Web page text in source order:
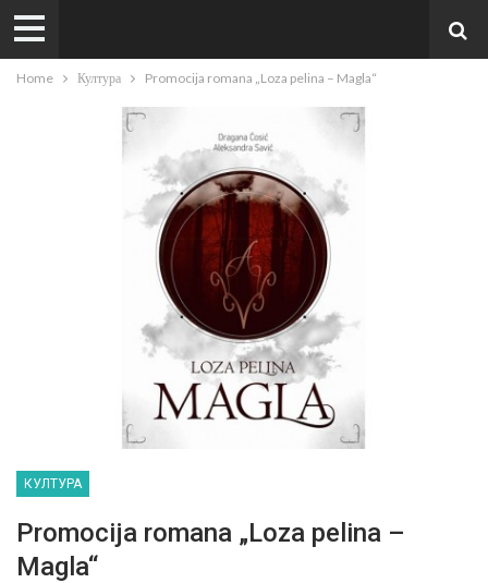
Home Култура Promocija romana „Loza pelina – Magla“
КУЛТУРА
Promocija romana „Loza pelina –
Magla“